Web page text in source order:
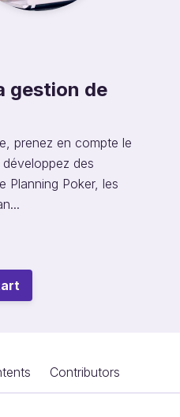
gestion de
prenez en compte le
des
Planning Poker, les
Contributors